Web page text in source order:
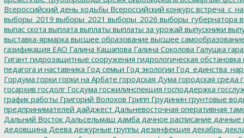
Всероссийский день ходьбы Всероссийский конкурс
выборы_2019 выборы_2021 выборы_2026 выборы_губернатора
выпас скота выплата выплаты выплаты за урожай выпускники
выставка-ярмарка высшее образование высшее
газификация ЕАО Галина Кашапова Галина Соколова Галушка
Гигант гидрозащитные сооружения гидрологическая обстановка
педагога и наставника Год семьи Год экологии
Гордума горки горки на Арбате городская Дума городская среда
госархив госдолг Госдума госжилинспекция господдержка
график работы Григорий Волохов Грипп Грудинин грунтовые
предпринимателей дайджест Дальневосточная оперативная
Дальний Восток Дальсельмаш дамба дачное расписание дачные
дедовщина Деева дежурные группы дезинфекция декабрь